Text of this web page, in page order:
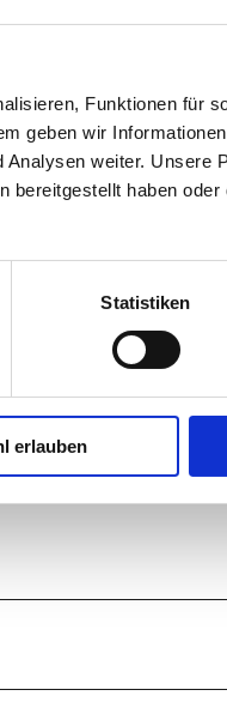
Funktionen für
geben wir
weiter. Unsere
haben
Statistiken
erlauben